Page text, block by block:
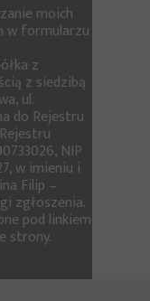
moich
w formularzu
z
z siedzibą
ul.
do Rejestru
NIP
w imieniu i
Filip –
zgłoszenia.
pod linkiem
strony.